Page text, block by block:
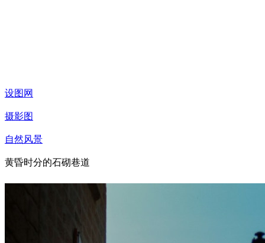
设图网
摄影图
自然风景
黄昏时分的石砌巷道